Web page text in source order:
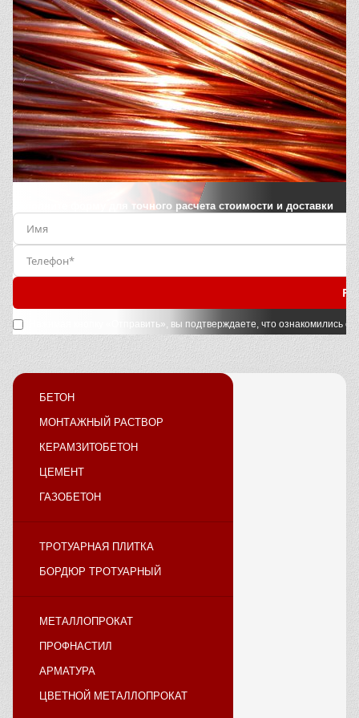
Заполните форму для точного расчета стоимости и доставки
Нажимая кнопку «Отправить», вы подтверждаете, что ознакомились с
БЕТОН
МОНТАЖНЫЙ РАСТВОР
КЕРАМЗИТОБЕТОН
ЦЕМЕНТ
ГАЗОБЕТОН
ТРОТУАРНАЯ ПЛИТКА
БОРДЮР ТРОТУАРНЫЙ
МЕТАЛЛОПРОКАТ
ПРОФНАСТИЛ
АРМАТУРА
ЦВЕТНОЙ МЕТАЛЛОПРОКАТ